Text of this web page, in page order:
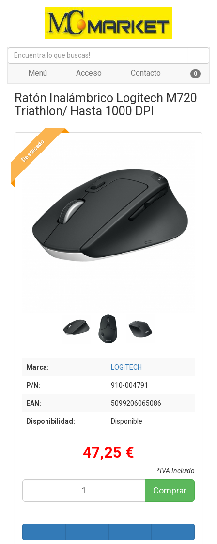
Menú Acceso Contacto 0
Ratón Inalámbrico Logitech M720
Triathlon/ Hasta 1000 DPI
Destacado
Marca: LOGITECH
P/N: 910-004791
EAN: 5099206065086
Disponibilidad: Disponible
47,25 €
*IVA Incluido
Comprar